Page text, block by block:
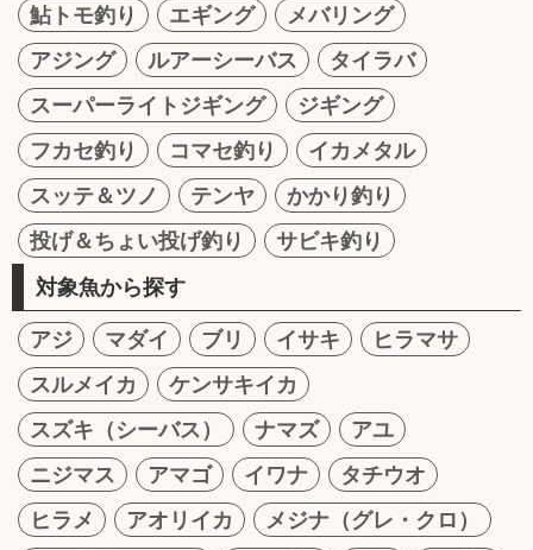
鮎トモ釣り
エギング
メバリング
アジング
ルアーシーバス
タイラバ
スーパーライトジギング
ジギング
フカセ釣り
コマセ釣り
イカメタル
スッテ＆ツノ
テンヤ
かかり釣り
投げ＆ちょい投げ釣り
サビキ釣り
対象魚から探す
アジ マダイ ブリ イサキ
ヒラマサ
スルメイカ
ケンサキイカ
スズキ（シーバス）
ナマズ
アユ
ニジマス
アマゴ イワナ
タチウオ
ヒラメ
アオリイカ
メジナ（グレ・クロ）